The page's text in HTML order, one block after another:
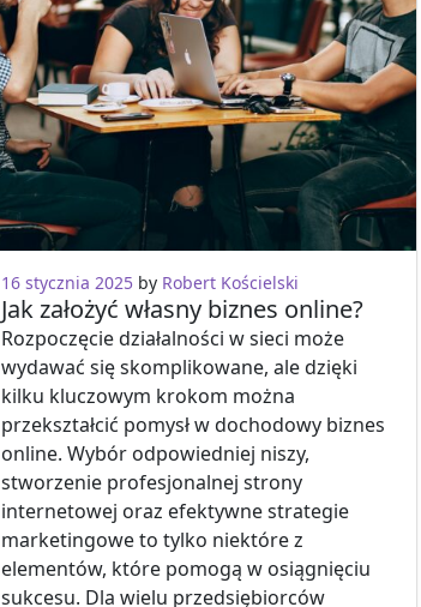
16 stycznia 2025 by Robert Kościelski
Jak założyć własny biznes online?
Rozpoczęcie działalności w sieci może
wydawać się skomplikowane, ale dzięki
kilku kluczowym krokom można
przekształcić pomysł w dochodowy biznes
online. Wybór odpowiedniej niszy,
stworzenie profesjonalnej strony
internetowej oraz efektywne strategie
marketingowe to tylko niektóre z
elementów, które pomogą w osiągnięciu
sukcesu. Dla wielu przedsiębiorców